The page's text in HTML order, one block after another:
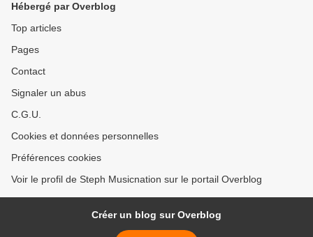
Hébergé par Overblog
Top articles
Pages
Contact
Signaler un abus
C.G.U.
Cookies et données personnelles
Préférences cookies
Voir le profil de Steph Musicnation sur le portail Overblog
Créer un blog sur Overblog